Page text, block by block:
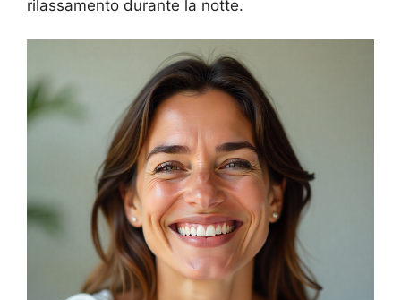
rilassamento durante la notte.